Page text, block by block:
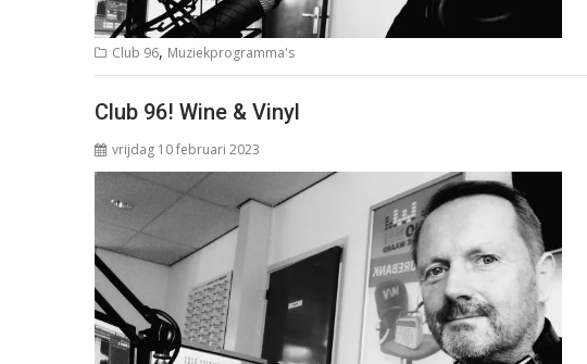
Club 96, Muziekprogramma's
Club 96! Wine & Vinyl
vrijdag 10 februari 2023